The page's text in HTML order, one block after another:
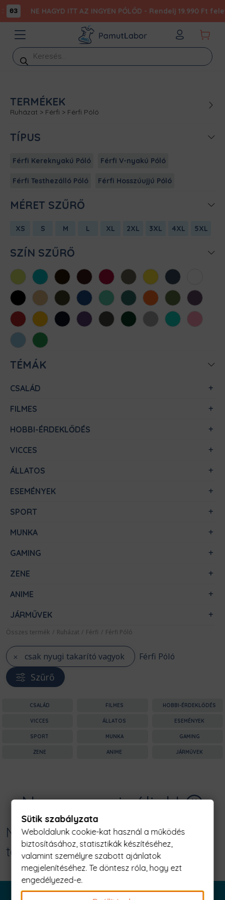
03 NE HAGYD ITT AZ INGYEN PÓLÓD - Rendelj 19.990 Ft
Products
search
TERMÉKEK
Ruházat > Férfi > Férfi Póló
TÍPUS
Férfi Kereknyakú Póló Férfi V-nyakú Póló
Férfi Testhezálló Póló Férfi Hosszúujjú Póló
MÉRET SZŰRŐ
XS S M L XL 2XL 3XL 4XL 5XL
SZÍN SZŰRŐ
AlmazöldAtollkékBarnaBordóChili Cink Citromsárga
Denim
FeketeHomokKhaki KirálykékMentaMéregzöld
NarancsOliva Padlizsán
Piros SárgaSötétkékSötétlilaSötétszürke
SötétzöldSportszürke
Türkiz
Világos
rózsaszín
Világoskék
Zöld
TÉMÁK
CSALÁD
FILMES
HOBBI-ÉRDEKLŐDÉS
VICCES
ÁLLATOS
ESEMÉNYEK
SPORT
MUNKA
GAMING
ZENE
ANIME
JÁRMŰVEK
Összes termék / Ruházat / Férfi / Férfi Póló
csak nyugi takarító vagyok Férfi Póló
Szűrő
CSALÁD FILMES HOBBI-ÉRDEKLŐDÉS
VICCES ÁLLATOS ESEMÉNYEK
SPORT MUNKA GAMING
ZENE ANIME JÁRMŰVEK
Nagyon sajnáljuk! 😥
Nincs találat erre: "csak nyugi
takarító vagyok Férfi Póló"
Sütik szabályzata
Weboldalunk cookie-kat használ a működés
biztosításához, statisztikák készítéséhez,
valamint személyre szabott ajánlatok
megjelenítéséhez. Te döntesz róla, hogy ezt
engedélyezed-e.